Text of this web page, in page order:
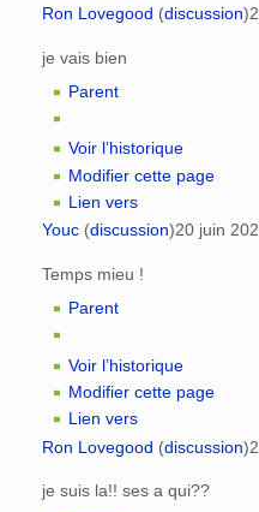
Ron Lovegood (discussion)
je vais bien
Parent
Voir l’historique
Modifier cette page
Lien vers
Youc (discussion)20 juin
Temps mieu !
Parent
Voir l’historique
Modifier cette page
Lien vers
Ron Lovegood (discussion)
je suis la!! ses a qui??